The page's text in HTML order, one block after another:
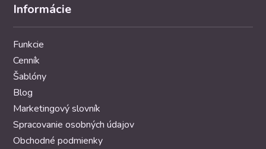
Informácie
Funkcie
Cenník
Šablóny
Blog
Marketingový slovník
Spracovanie osobných údajov
Obchodné podmienky